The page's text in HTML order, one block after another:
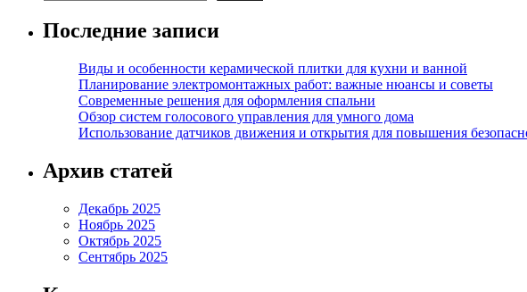
Последние записи
Виды и особенности керамической плитки для кухни и ванной
Планирование электромонтажных работ: важные нюансы и советы
Современные решения для оформления спальни
Обзор систем голосового управления для умного дома
Использование датчиков движения и открытия для повышения
Архив статей
Декабрь 2025
Ноябрь 2025
Октябрь 2025
Сентябрь 2025